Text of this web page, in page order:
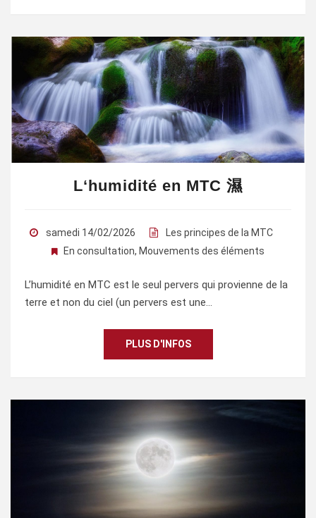
L‘humidité en MTC 濕
samedi 14/02/2026
Les principes de la MTC
En consultation, Mouvements des éléments
L’humidité en MTC est le seul pervers qui provienne de la
terre et non du ciel (un pervers est une…
PLUS D'INFOS